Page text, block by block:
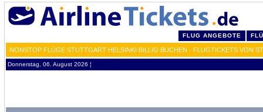
FLUG ANGEBOTE
NONSTOP FLÜGE STUTTGART HELSINKI BILLIG BUCHEN - FLUGTICKETS VON
Donnerstag, 06. August 2026 ¦